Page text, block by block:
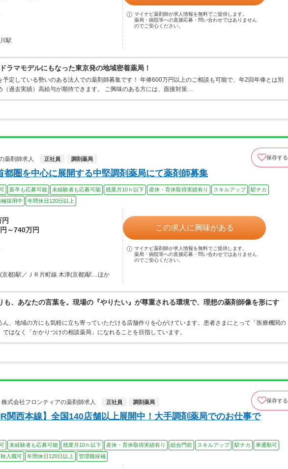
駅
マイナビ薬剤師が求人情報を無料でご提供します。
薬局・病院等への直接応募・問い合わせではありません
のでご安心ください。
ラマモデルにもなった東京発の地域密着薬局！
予定している勢いのある法人での薬剤師募集です！ 年俸600万円以上のご相談も可能で、年2回年俸とは別
（過去実績）高給与が期待できます。 ご興味のある方には、面接対策…
薬剤師求人
正社員 調剤薬局 保存する
都圏を中心に展開する中堅調剤薬局にて薬剤師募集
新卒も応募可能 未経験者も応募可能 残業月10ｈ以下 産休・育休取得実績有り スキルアップ
駅チカ
極採用中 年間休日120日以上
円
～740万円
(京都)駅／ＪＲ片町線 木津(京都)駅…ほか
この求人に興味がある
マイナビ薬剤師が求人情報を無料でご提供します。
薬局・病院等への直接応募・問い合わせではありません
のでご安心ください。
も、あなたの言葉を。現場の『やりたい』が尊重される環境で、理想の薬剤師像を形にす
ん、地域の方にも気軽に立ち寄っていただける店舗作りを心がけています。患者さまにとって「医療機関の
ではなく「かかりつけの相談薬局」になれることを目指しています。
式会社フロンティアの薬剤師求人
正社員 調剤薬局 保存する
関西本線】全国140店舗以上展開中！大手調剤薬局でのお仕事で
未経験者も応募可能 残業月10ｈ以下 産休・育休取得実績有り 総合門前 スキルアップ 駅チカ
車通勤可
入職可 年間休日120日以上 管理職候補